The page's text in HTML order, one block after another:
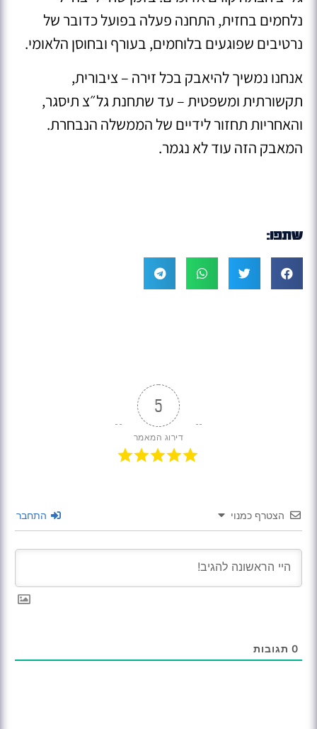
נלחמים בחזית, התחנה פעלה בפועל כדובר של
נרטיבים שפוגעים בלוחמים, בעורף ובחוסן הלאומי.
אנחנו נמשיך להיאבק בכל זירה – ציבורית,
תקשורתית ומשפטית – עד שתחנת גל״צ תיסגר,
והאחריות תחזור לידיים של הממשלה הנבחרת.
המאבק הזה עוד לא נגמר.
שתפו:
5
דירוג המאמר
הצטרף כמנוי התחבר
0 תגובות